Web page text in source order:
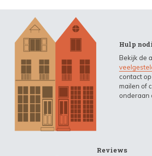
Hulp
Bekijk de
contact
mailen of
onderaan
Reviews